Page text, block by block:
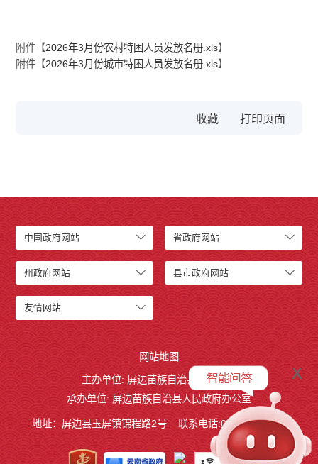
附件【2026年3月份农村特困人员发放名册.xls】
附件【2026年3月份城市特困人员发放名册.xls】
收藏
中国政府网站 省政府网站
州政府网站 县市政府网站
友情网站
网站地图
主办单位: 屏边苗族自治县人民政府
承办单位: 屏边苗族自治县人民政府办公室
地址：屏边县玉屏镇锦程路2号 联系电话:0873-3221803
x